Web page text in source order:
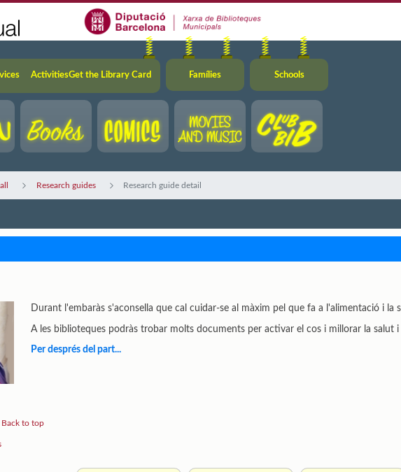
ActivitiesGet the Library Card Famílies Schools
Research guides Research guide detail
Durant l'embaràs s'aconsella que cal cuidar-se al màxim pel que fa a l'alimentació i la
A les biblioteques podràs trobar molts documents per activar el cos i millorar la salut
Per després del part...
Back to top